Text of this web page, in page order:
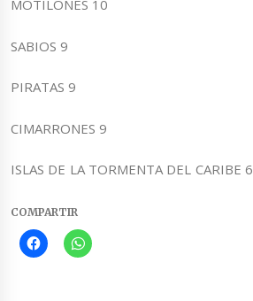
MOTILONES 10
SABIOS 9
PIRATAS 9
CIMARRONES 9
ISLAS DE LA TORMENTA DEL CARIBE 6
COMPARTIR